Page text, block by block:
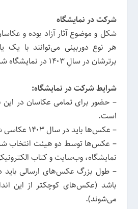
شرکت در نمایشگاه
شکل و موضوع آثار آزاد بوده و
هر نوع دوربینی می‌توانند با
برترشان در سالِ ۱۴۰۳ در نمایشگاه شرکت کنند.
شرایط شرکت در نمایشگاه:
– حضور برای تمامی عکاسان در این
است.
– عکس‌ها باید در سال ۱۴۰۳ عکاسی شده باشد.
– عکس‌ها توسط دو هیئت انتخاب
نمایشگاه، وب‌سایت و کتاب
باشد (عکس‌های کوچکتر از این
می‌شوند).